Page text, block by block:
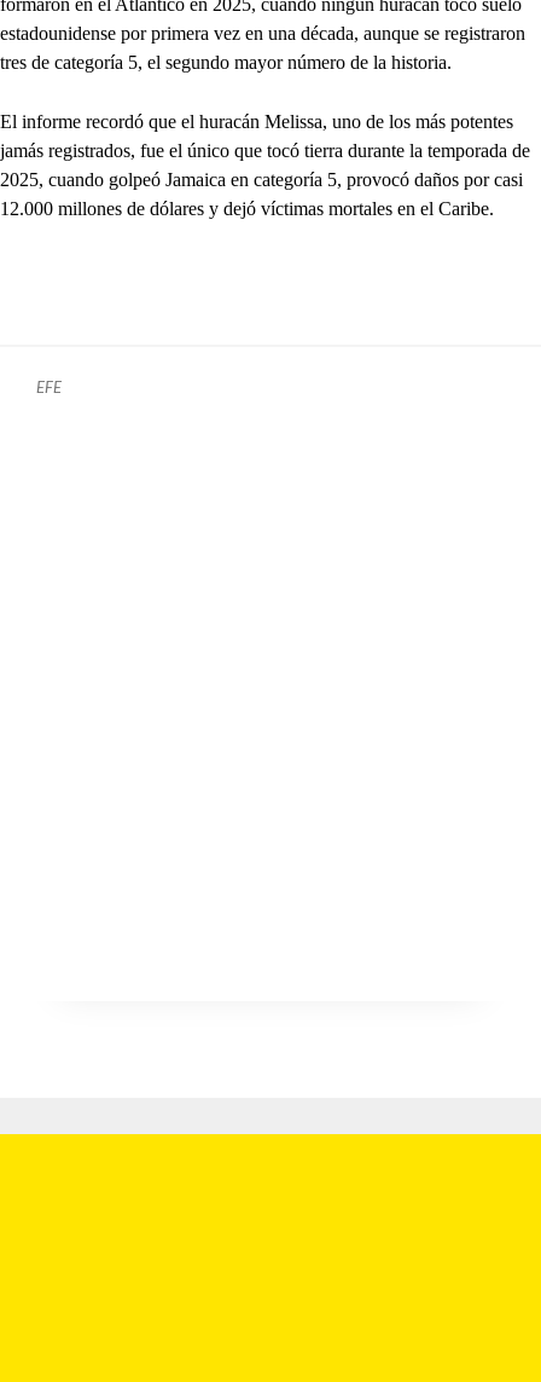
formaron en el Atlántico en 2025, cuando ningún huracán tocó suelo
estadounidense por primera vez en una década, aunque se registraron
tres de categoría 5, el segundo mayor número de la historia.
El informe recordó que el huracán Melissa, uno de los más potentes
jamás registrados, fue el único que tocó tierra durante la temporada de
2025, cuando golpeó Jamaica en categoría 5, provocó daños por casi
12.000 millones de dólares y dejó víctimas mortales en el Caribe.
EFE